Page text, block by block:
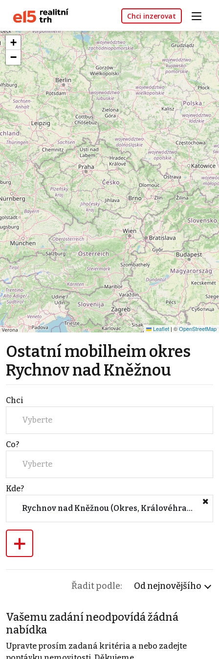
Chci inzerovat
+
−
Leaflet | ©OpenStreetMap
Ostatní mobilheim okres
Rychnov nad Kněžnou
Chci
Vyberte
Co?
Vyberte
Kde?
Rychnov nad Kněžnou (Okres, Královéhradecký kraj)
+
Řadit podle: Od nejnovějšího
Vašemu zadání neodpovídá žádná
nabídka
Upravte prosím zadaná kritéria a nebo zadejte